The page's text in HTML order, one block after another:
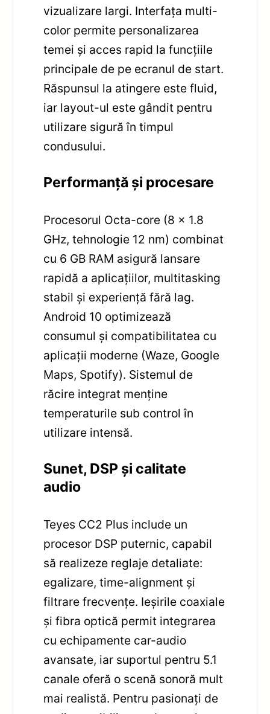
vizualizare largi. Interfața multi-
color permite personalizarea
temei și acces rapid la funcțiile
principale de pe ecranul de start.
Răspunsul la atingere este fluid,
iar layout-ul este gândit pentru
utilizare sigură în timpul
condusului.
Performanță și procesare
Procesorul Octa-core (8 x 1.8
GHz, tehnologie 12 nm) combinat
cu 6 GB RAM asigură lansare
rapidă a aplicațiilor, multitasking
stabil și experiență fără lag.
Android 10 optimizează
consumul și compatibilitatea cu
aplicații moderne (Waze, Google
Maps, Spotify). Sistemul de
răcire integrat menține
temperaturile sub control în
utilizare intensă.
Sunet, DSP și calitate
audio
Teyes CC2 Plus include un
procesor DSP puternic, capabil
să realizeze reglaje detaliate:
egalizare, time-alignment și
filtrare frecvențe. Ieșirile coaxiale
și fibra optică permit integrarea
cu echipamente car-audio
avansate, iar suportul pentru 5.1
canale oferă o scenă sonoră mult
mai realistă. Pentru pasionați de